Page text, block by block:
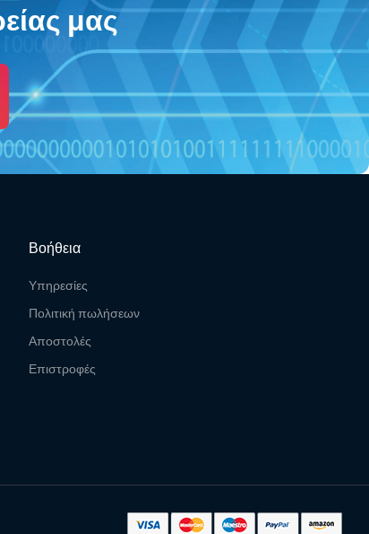
μας
Βοήθεια
Υπηρεσίες
Πολιτική πωλήσεων
Αποστολές
Επιστροφές